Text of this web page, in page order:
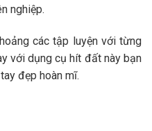
nghiệp.
các tập luyện với từng
với dụng cụ hít đất này bạn
đẹp hoàn mĩ.